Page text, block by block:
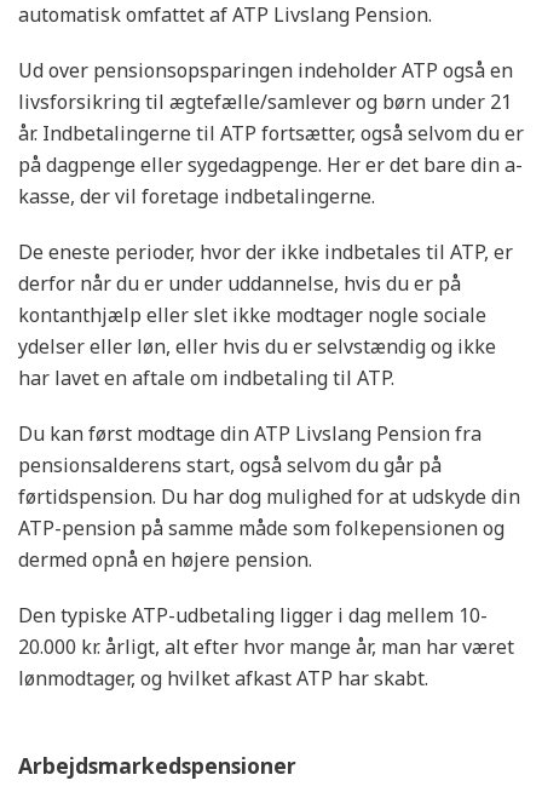
automatisk omfattet af ATP Livslang Pension.
Ud over pensionsopsparingen indeholder ATP også en
livsforsikring til ægtefælle/samlever og børn under 21
år. Indbetalingerne til ATP fortsætter, også selvom du er
på dagpenge eller sygedagpenge. Her er det bare din a-
kasse, der vil foretage indbetalingerne.
De eneste perioder, hvor der ikke indbetales til ATP, er
derfor når du er under uddannelse, hvis du er på
kontanthjælp eller slet ikke modtager nogle sociale
ydelser eller løn, eller hvis du er selvstændig og ikke
har lavet en aftale om indbetaling til ATP.
Du kan først modtage din ATP Livslang Pension fra
pensionsalderens start, også selvom du går på
førtidspension. Du har dog mulighed for at udskyde din
ATP-pension på samme måde som folkepensionen og
dermed opnå en højere pension.
Den typiske ATP-udbetaling ligger i dag mellem 10-
20.000 kr. årligt, alt efter hvor mange år, man har været
lønmodtager, og hvilket afkast ATP har skabt.
Arbejdsmarkedspensioner